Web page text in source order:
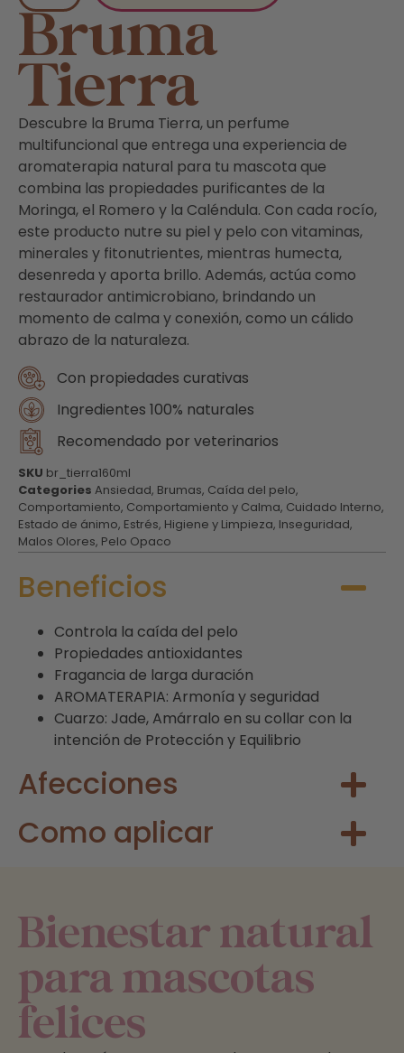
Bruma
Tierra
Descubre la Bruma Tierra, un perfume
multifuncional que entrega una experiencia de
aromaterapia natural para tu mascota que
combina las propiedades purificantes de la
Moringa, el Romero y la Caléndula. Con cada rocío,
este producto nutre su piel y pelo con vitaminas,
minerales y fitonutrientes, mientras humecta,
desenreda y aporta brillo. Además, actúa como
restaurador antimicrobiano, brindando un
momento de calma y conexión, como un cálido
abrazo de la naturaleza.
Con propiedades curativas
Ingredientes 100% naturales
Recomendado por veterinarios
SKU br_tierra160ml
Categories Ansiedad, Brumas, Caída del pelo,
Comportamiento, Comportamiento y Calma, Cuidado Interno,
Estado de ánimo, Estrés, Higiene y Limpieza, Inseguridad,
Malos Olores, Pelo Opaco
Beneficios
Controla la caída del pelo
Propiedades antioxidantes
Fragancia de larga duración
AROMATERAPIA: Armonía y seguridad
Cuarzo: Jade, Amárralo en su collar con la
intención de Protección y Equilibrio
Afecciones
Como aplicar
Bienestar natural
para mascotas
felices